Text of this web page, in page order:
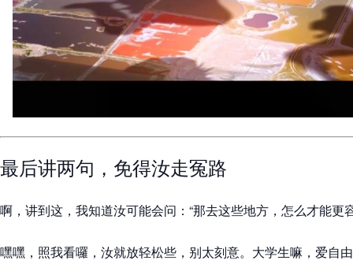
最后讲两句，免得汝走冤路
啊，讲到这，我知道汝可能会问：“那去这些地方，怎么才能更
嘿嘿，照我看囉，汝就放轻松些，别太刻意。大学生嘛，爱自